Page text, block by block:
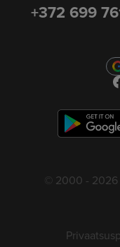
+372 699
© 2000 -